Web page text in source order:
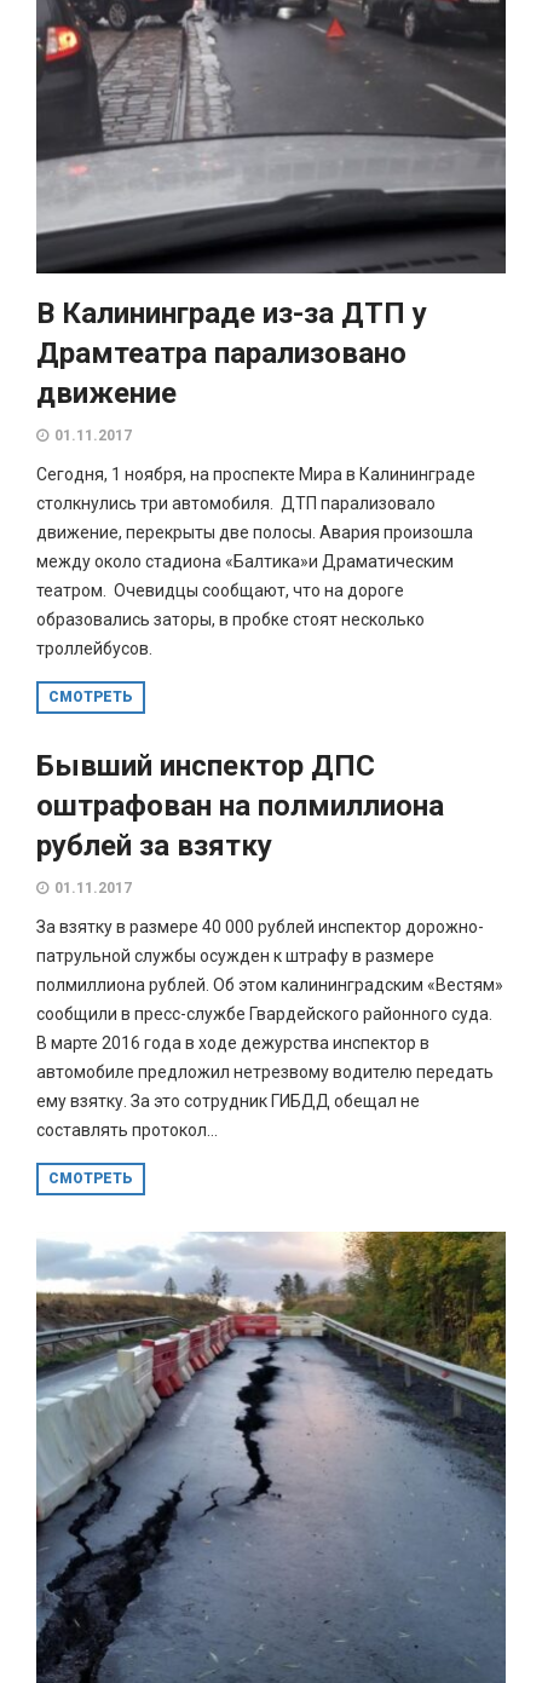
В Калининграде из-за ДТП у
Драмтеатра парализовано
движение
01.11.2017
Сегодня, 1 ноября, на проспекте Мира в Калининграде
столкнулись три автомобиля. ДТП парализовало
движение, перекрыты две полосы. Авария произошла
между около стадиона «Балтика»и Драматическим
театром. Очевидцы сообщают, что на дороге
образовались заторы, в пробке стоят несколько
троллейбусов.
СМОТРЕТЬ
Бывший инспектор ДПС
оштрафован на полмиллиона
рублей за взятку
01.11.2017
За взятку в размере 40 000 рублей инспектор дорожно-
патрульной службы осужден к штрафу в размере
полмиллиона рублей. Об этом калининградским «Вестям»
сообщили в пресс-службе Гвардейского районного суда.
В марте 2016 года в ходе дежурства инспектор в
автомобиле предложил нетрезвому водителю передать
ему взятку. За это сотрудник ГИБДД обещал не
составлять протокол...
СМОТРЕТЬ